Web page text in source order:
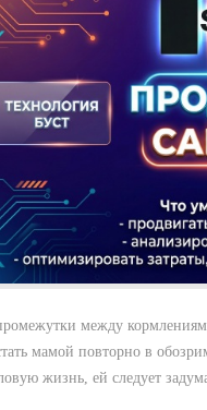
между
мамой повторно в
жизнь, ей следует